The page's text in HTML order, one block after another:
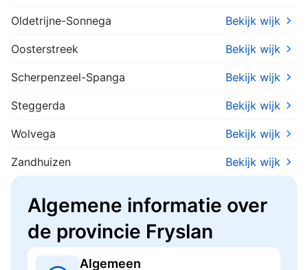
Oldetrijne-Sonnega Bekijk wijk
Oosterstreek Bekijk wijk
Scherpenzeel-Spanga Bekijk wijk
Steggerda Bekijk wijk
Wolvega Bekijk wijk
Zandhuizen Bekijk wijk
Algemene informatie over
de provincie Fryslan
Algemeen